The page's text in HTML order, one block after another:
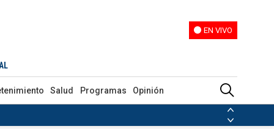
EN VIVO
Salud Programas Opinión
de las FARC